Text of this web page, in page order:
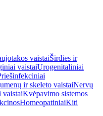
vaistaiŠirdies ir
vaistaiUrogenitaliniai
ir skeleto vaistaiNervų
vaistaiKvėpavimo sistemos
HomeopatiniaiKiti